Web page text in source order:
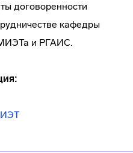
договоренности
кафедры
и РГАИС.